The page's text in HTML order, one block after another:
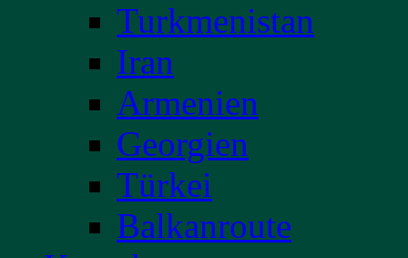
Turkmenistan
Iran
Armenien
Georgien
Türkei
Balkanroute